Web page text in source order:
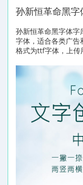
孙新恒革命黑字
孙新恒革命黑字体字
字体，适合各类广告
格式为ttf字体，上传